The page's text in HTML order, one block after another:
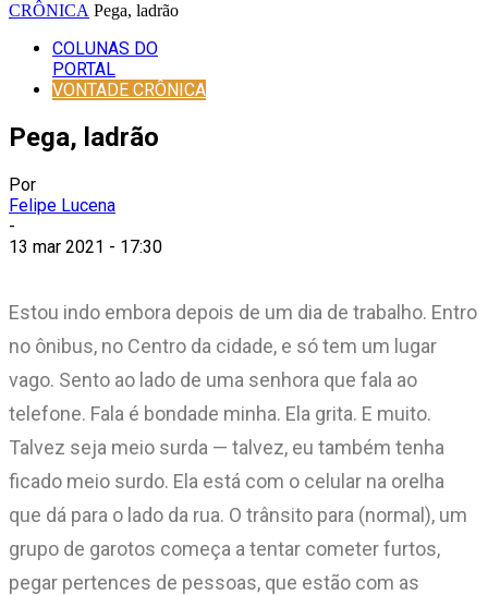
CRÔNICA Pega, ladrão
COLUNAS DO
PORTAL
VONTADE CRÔNICA
Pega, ladrão
Por
Felipe Lucena
-
13 mar 2021 - 17:30
Estou indo embora depois de um dia de trabalho. Entro
no ônibus, no Centro da cidade, e só tem um lugar
vago. Sento ao lado de uma senhora que fala ao
telefone. Fala é bondade minha. Ela grita. E muito.
Talvez seja meio surda — talvez, eu também tenha
ficado meio surdo. Ela está com o celular na orelha
que dá para o lado da rua. O trânsito para (normal), um
grupo de garotos começa a tentar cometer furtos,
pegar pertences de pessoas, que estão com as